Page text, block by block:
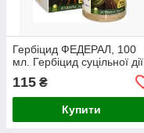
Гербіцид ФЕДЕРАЛ, 100
мл. Гербіцид суцільної дії.
115 ₴
Купити